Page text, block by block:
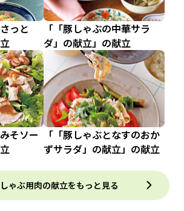
っと
「「豚しゃぶの中華サラ
ダ」の献立」の献立
そソー
「「豚しゃぶとなすのおか
ずサラダ」の献立」の献立
ゃぶ用肉の献立をもっと見る